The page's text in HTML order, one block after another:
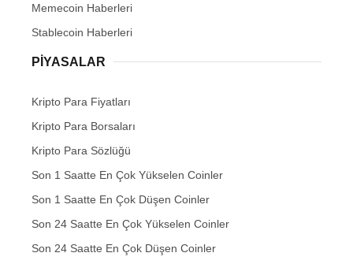
Memecoin Haberleri
Stablecoin Haberleri
PIYASALAR
Kripto Para Fiyatları
Kripto Para Borsaları
Kripto Para Sözlüğü
Son 1 Saatte En Çok Yükselen Coinler
Son 1 Saatte En Çok Düşen Coinler
Son 24 Saatte En Çok Yükselen Coinler
Son 24 Saatte En Çok Düşen Coinler